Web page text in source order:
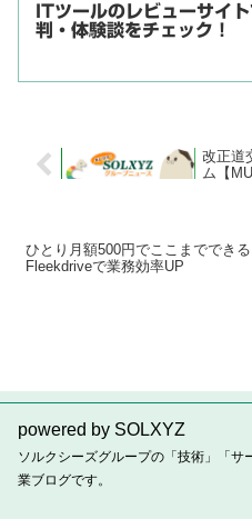
ITツールのレビューサイ
判・体験談をチェック！
改正道
ム【
ひとり月額500円でここまでできる
Fleekdriveで業務効率UP
powered by SOLXYZ
ソルクシーズグループの「技術」「
業ブログです。